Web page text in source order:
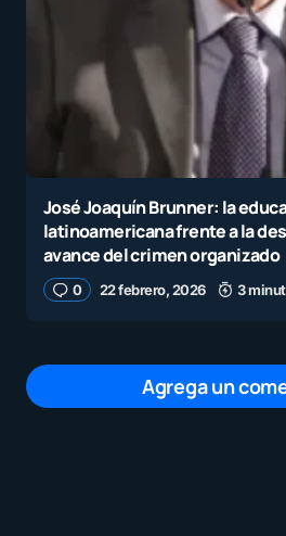
José Joaquín Brunner: la
latinoamericana frente a la
avance del crimen organizado
0 22 febrero, 2026 3
Agrega un